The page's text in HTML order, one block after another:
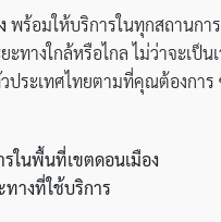
พร้อมให้บริการในทุกสถานกา
างใกล้หรือไกล ไม่ว่าจะเป็
ประเทศไทยตามที่คุณต้องการ
รในพื้นที่เขตดอนเมือง
างที่ใช้บริการ